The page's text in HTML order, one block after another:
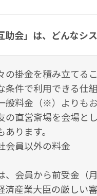
助会」は、どんなシ
の掛金を積み立てる
条件で利用できる仕
般料金（※）よりも
の直営斎場を会場と
ります。
員以外の料金
、会員から前受⾦（
済産業⼤⾂の厳しい